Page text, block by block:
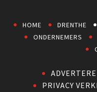
HOME DRENTHE
ONDERNEMERS
PRIVACY